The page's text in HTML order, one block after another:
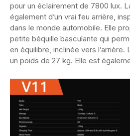
pour un éclairement de 7800 lux.
également d’un vrai feu arrière,
dans le monde automobile. Elle
petite béquille basculante qui
en équilibre, inclinée vers l’arrière.
un poids de 27 kg. Elle est